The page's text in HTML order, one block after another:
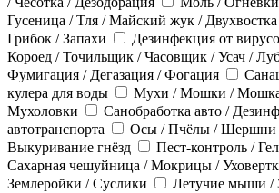
Гусеница / Тля / Майский жук / Двухвостка
Грибок / Запахи
Дезинфекция от
Короед / Точильщик / Часовщик / Усач /
Фумигация / Дегазация / Фогация
кулера для воды
Мухи / Мошки /
Мухоловки
Санобработка авто /
автотранспорта
Осы / Пчёлы / Шершни /
Выкуривание гнёзд
Пест-контроль /
Сахарная чешуйница / Мокрицы /
Землеройки / Суслики
Летучие мыши /